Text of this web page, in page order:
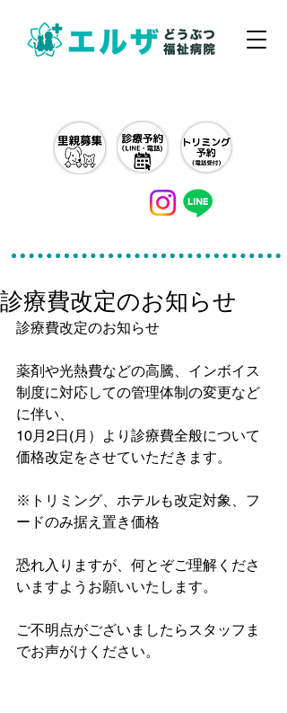
診療費改定のお知らせ
診療費改定のお知らせ
薬剤や光熱費などの高騰、インボイス
制度に対応しての管理体制の変更など
に伴い、
10月2日(月）より診療費全般について
価格改定をさせていただきます。
※トリミング、ホテルも改定対象、フ
ードのみ据え置き価格
恐れ入りますが、何とぞご理解くださ
いますようお願いいたします。
ご不明点がございましたらスタッフま
でお声がけください。